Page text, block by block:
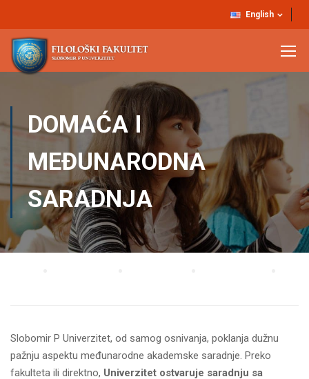
English
DOMAĆA I
MEĐUNARODNA
SARADNJA
Slobomir P Univerzitet, od samog osnivanja, poklanja dužnu
pažnju aspektu međunarodne akademske saradnje. Preko
fakulteta ili direktno, Univerzitet ostvaruje saradnju sa